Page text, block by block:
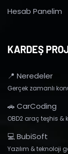
Hesab Panelim
KARDEŞ
📍 Neredeler
Gerçek zamanlı
🚗 CarCoding
OBD2 araç teşhis
💻 BubiSoft
Yazılım & teknoloji